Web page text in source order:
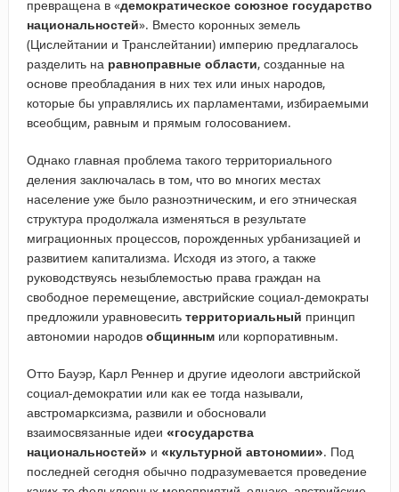
превращена в «демократическое союзное государство
национальностей». Вместо коронных земель
(Цислейтании и Транслейтании) империю предлагалось
разделить на равноправные области, созданные на
основе преобладания в них тех или иных народов,
которые бы управлялись их парламентами, избираемыми
всеобщим, равным и прямым голосованием.
Однако главная проблема такого территориального
деления заключалась в том, что во многих местах
население уже было разноэтническим, и его этническая
структура продолжала изменяться в результате
миграционных процессов, порожденных урбанизацией и
развитием капитализма. Исходя из этого, а также
руководствуясь незыблемостью права граждан на
свободное перемещение, австрийские социал-демократы
предложили уравновесить территориальный принцип
автономии народов общиннымили корпоративным.
Отто Бауэр, Карл Реннер и другие идеологи австрийской
социал-демократии или как ее тогда называли,
австромарксизма, развили и обосновали
взаимосвязанные идеи «государства
национальностей» и «культурной автономии». Под
последней сегодня обычно подразумевается проведение